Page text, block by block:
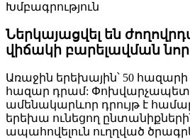
Խմբագրություն
Ներկայացվել են
վիճակի բարելավման
Առաջին երեխային՝ 50
հազար դրամ:
ամենակարևոր դրույթ է
երեխա ունեցող
ապահովելուն ուղղված